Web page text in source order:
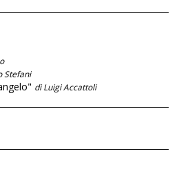
Stefani
di Luigi Accattoli